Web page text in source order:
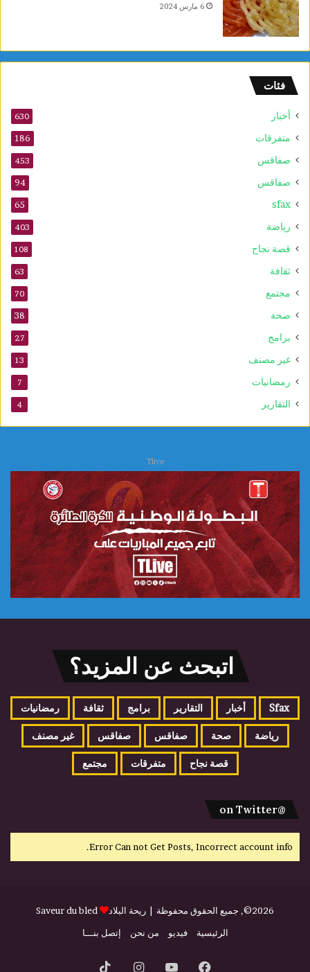
6 مارس 2024
فئات
أخبار 630
متفرقات 186
صفاقس 453
صفاقس 94
sfax
65
رياضة 403
قصة نجاح 108
ثقافة 63
مجتمع 70
صحة 38
برامج 27
غير مصنف 13
رمضانيات 7
التقارير 4
Tlive
اتبحث عن المزيد؟
Sfax أخبار التقارير برامج ثقافة رمضانيات
رياضة صحة صفاقس صفاقس غير مصنف
قصة نجاح متفرقات مجتمع
@on Twitter
Error Can not Get Posts, Incorrect account info.
2026©, جميع الحقوق محفوظة | ريحة البلاد
Saveur du bled
الرئيسية
فيديو من نحن إتصل بنـــا
فيسبوك يوتيوب انستقرام